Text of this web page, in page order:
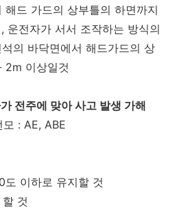
해드 가드의 상부틀의 하면까지
운전자가 서서 조작하는 방식의
의 바닥면에서 해드가드의 상
2m 이상일것
전주에 맞아 사고 발생 가해
: AE, ABE
이하로 유지할 것
것